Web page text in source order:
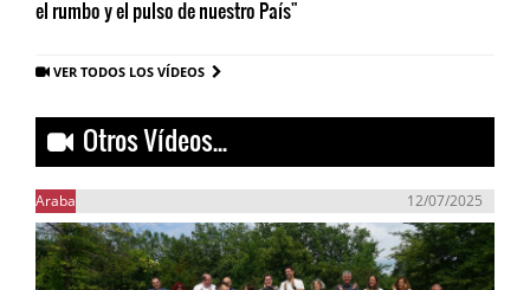
el rumbo y el pulso de nuestro País"
VER TODOS LOS VÍDEOS
Otros Vídeos...
Araba 12/07/2025